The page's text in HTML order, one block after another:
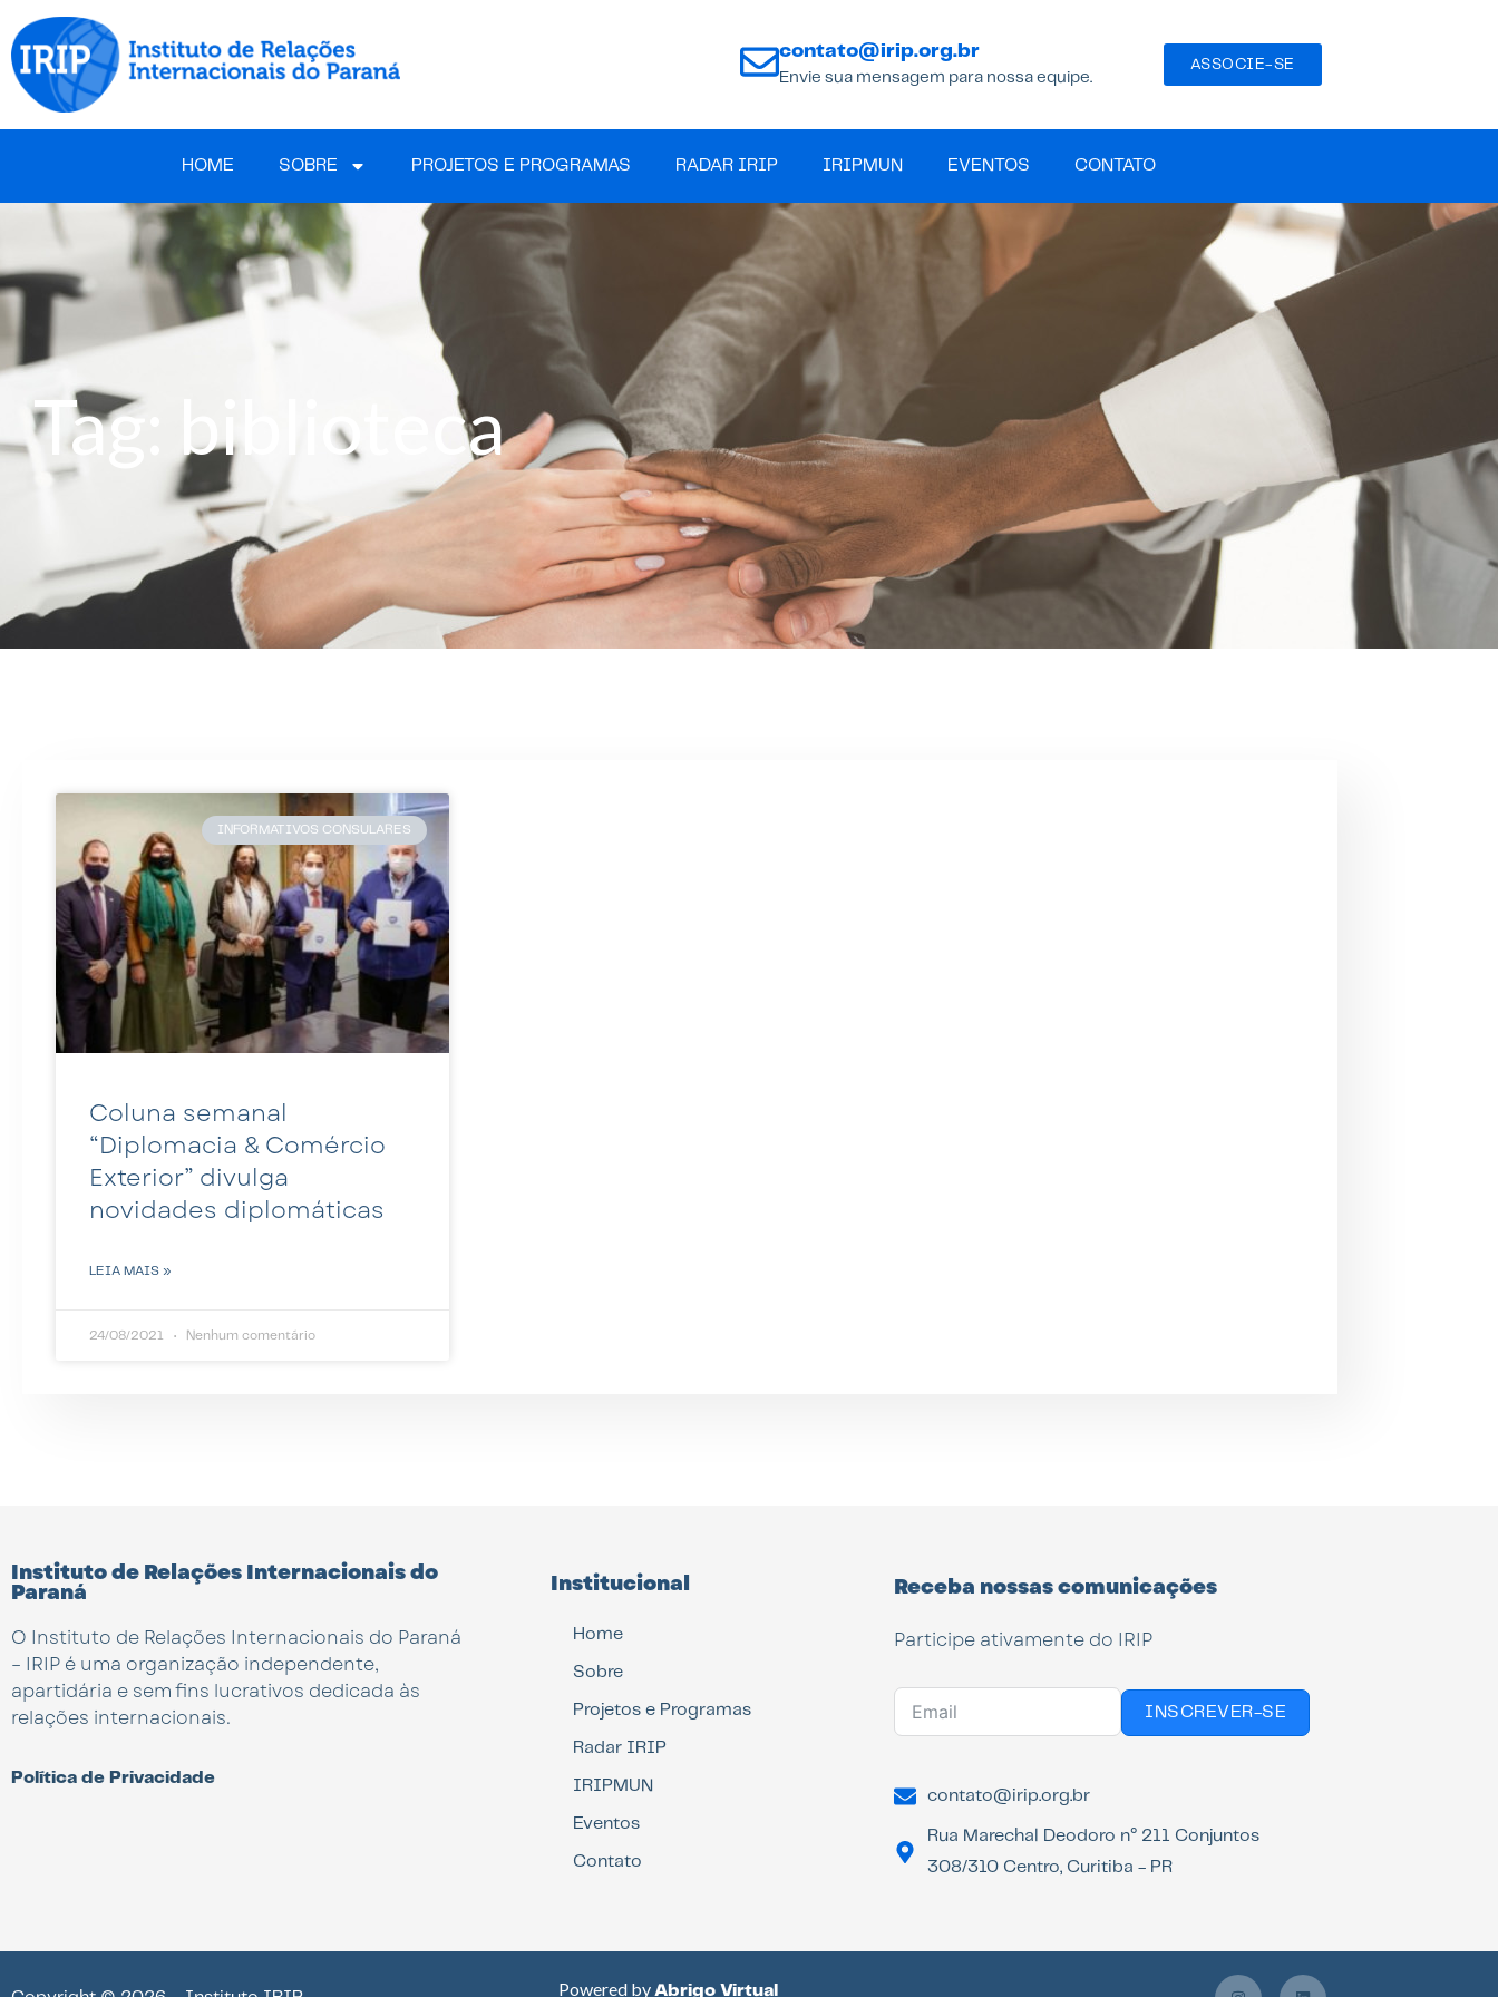
contato@irip.org.br
Envie sua mensagem para nossa equipe.
ASSOCIE-SE
HOME SOBRE PROJETOS E PROGRAMAS RADAR IRIP IRIPMUN EVENTOS CONTATO
Tag: biblioteca
INFORMATIVOS CONSULARES
Coluna semanal
“Diplomacia & Comércio
Exterior” divulga
novidades diplomáticas
LEIA MAIS »
24/08/2021 Nenhum comentário
Instituto de Relações Internacionais do
Paraná
O Instituto de Relações Internacionais do Paraná
– IRIP é uma organização independente,
apartidária e sem fins lucrativos dedicada às
relações internacionais.
Política de Privacidade
Institucional
Home
Sobre
Projetos e Programas
Radar IRIP
IRIPMUN
Eventos
Contato
Receba nossas comunicações
Participe ativamente do IRIP
INSCREVER-SE
contato@irip.org.br
Rua Marechal Deodoro n° 211 Conjuntos
308/310 Centro, Curitiba - PR
Powered by Abrigo Virtual